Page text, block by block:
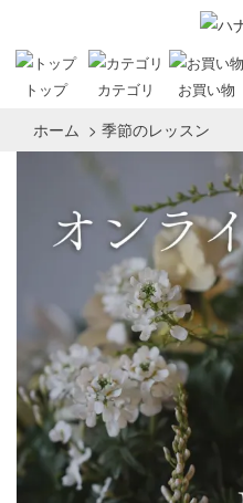
トップ カテゴリ お買い物
ホーム > 季節のレッスン